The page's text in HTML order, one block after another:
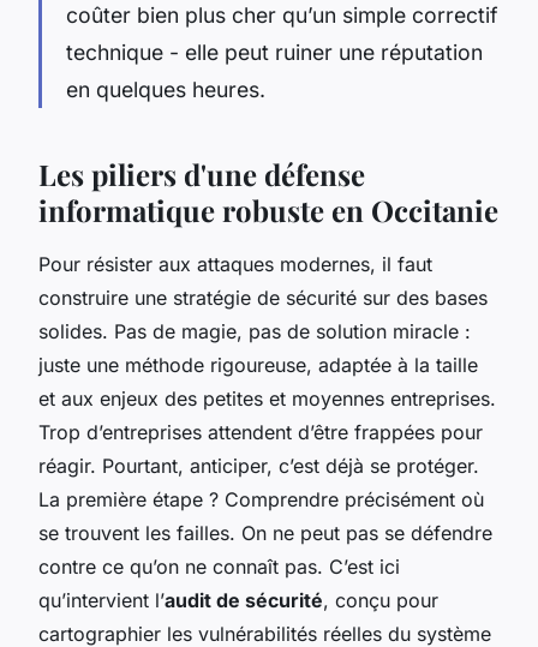
coûter bien plus cher qu’un simple correctif
technique - elle peut ruiner une réputation
en quelques heures.
Les piliers d'une défense
informatique robuste en Occitanie
Pour résister aux attaques modernes, il faut
construire une stratégie de sécurité sur des bases
solides. Pas de magie, pas de solution miracle :
juste une méthode rigoureuse, adaptée à la taille
et aux enjeux des petites et moyennes entreprises.
Trop d’entreprises attendent d’être frappées pour
réagir. Pourtant, anticiper, c’est déjà se protéger.
La première étape ? Comprendre précisément où
se trouvent les failles. On ne peut pas se défendre
contre ce qu’on ne connaît pas. C’est ici
qu’intervient l’audit de sécurité, conçu pour
cartographier les vulnérabilités réelles du système